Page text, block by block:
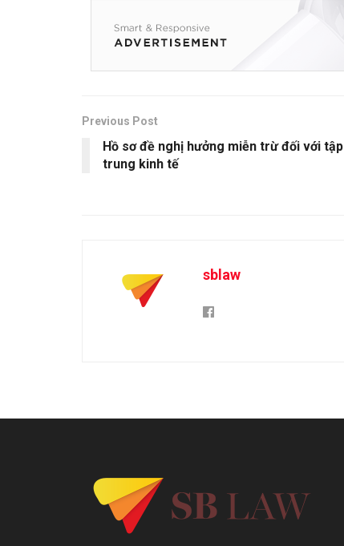
Previous Post
Hồ sơ đề nghị hưởng miễn trừ đối với tập
trung kinh tế
sblaw